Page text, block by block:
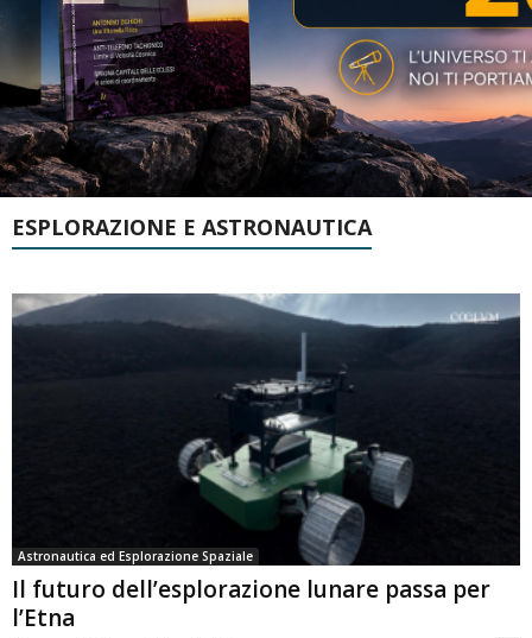
ESPLORAZIONE E ASTRONAUTICA
Astronautica ed Esplorazione Spaziale
Il futuro dell’esplorazione lunare passa per
l’Etna